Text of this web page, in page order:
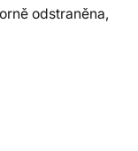
odstraněna,